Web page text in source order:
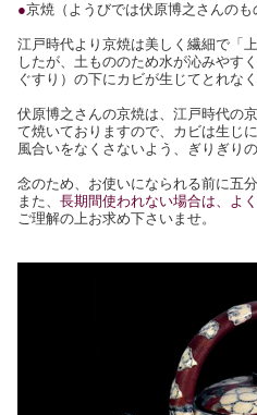
●京焼（ようびでは伏原博之さんのも
江戸時代より京焼は美しく繊細で「
したが、土もののため水が沁みやす
ぐすり）の下にカビが生じてとれな
伏原博之さんの京焼は、江戸時代の
て焼いておりますので、カビは生じ
風合いをなくさないよう、ぎりぎり
念のため、お使いになられる前に五
また、 長期間使われない場合は、よ
ご理解の上お求め下さいませ。